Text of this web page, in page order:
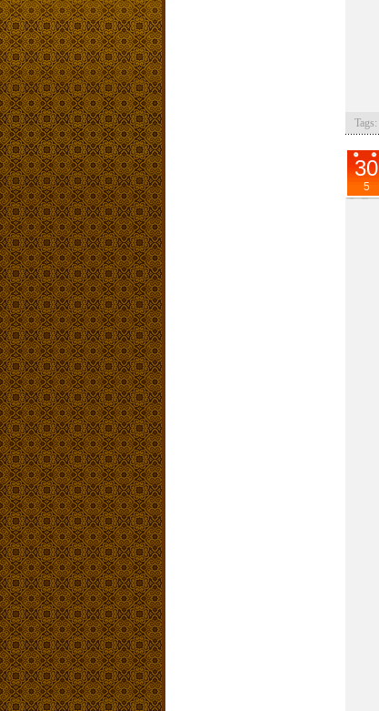
Tags:
30
5